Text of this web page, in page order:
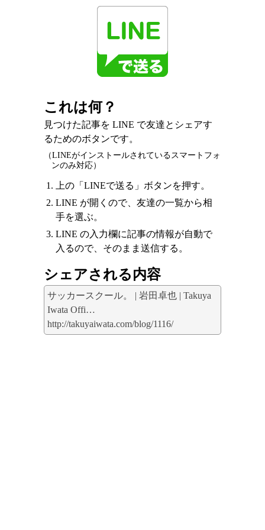
これは何？
見つけた記事を LINE で友達とシェアす
るためのボタンです。
（LINEがインストールされているスマートフォ
ンのみ対応）
上の「LINEで送る」ボタンを押す。
LINE が開くので、友達の一覧から相
手を選ぶ。
LINE の入力欄に記事の情報が自動で
入るので、そのまま送信する。
シェアされる内容
サッカースクール。 | 岩田卓也 | Takuya
Iwata Offi…
http://takuyaiwata.com/blog/1116/